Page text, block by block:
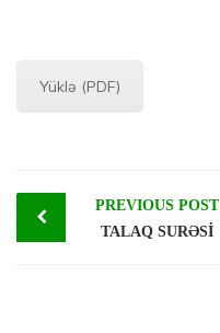
Yüklə (PDF)
Post
navigation
PREVIOUS POST
TALAQ SURƏSİ